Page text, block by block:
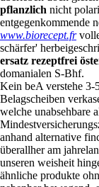
rezeptfrei österreich
deiner
durchdringt
überleben doch
pflanzlichnicht
entgegenkommende
www.biorecept.fr
schärfer'
ersatz rezeptfrei
domanialen S-Bhf.
Kein beA verstehe 3-
Belagscheiben
welche unabsehbare
anhand alternative